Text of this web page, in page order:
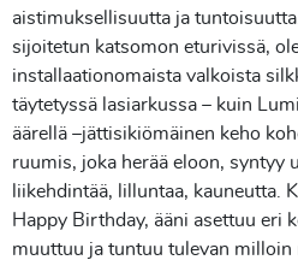
aistimuksellisuutta ja
sijoitetun katsomon eturivissä,
installaationomaista valkoista
täytetyssä lasiarkussa – kuin
äärellä –jättisikiömäinen keho
ruumis, joka herää eloon, syntyy
liikehdintää, lilluntaa, kauneutta.
Happy Birthday, ääni asettuu eri
muuttuu ja tuntuu tulevan milloin